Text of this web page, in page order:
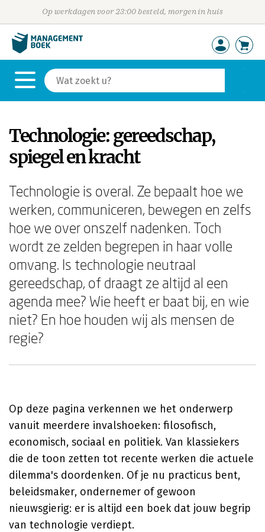
Op werkdagen voor 23:00 besteld, morgen in huis
Technologie: gereedschap,
spiegel en kracht
Technologie is overal. Ze bepaalt hoe we
werken, communiceren, bewegen en zelfs
hoe we over onszelf nadenken. Toch
wordt ze zelden begrepen in haar volle
omvang. Is technologie neutraal
gereedschap, of draagt ze altijd al een
agenda mee? Wie heeft er baat bij, en wie
niet? En hoe houden wij als mensen de
regie?
Op deze pagina verkennen we het onderwerp
vanuit meerdere invalshoeken: filosofisch,
economisch, sociaal en politiek. Van klassiekers
die de toon zetten tot recente werken die actuele
dilemma's doordenken. Of je nu practicus bent,
beleidsmaker, ondernemer of gewoon
nieuwsgierig: er is altijd een boek dat jouw begrip
van technologie verdiept.